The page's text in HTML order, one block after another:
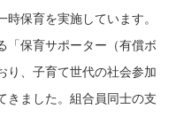
保育を実施しています。
「保育サポーター（有償ボ
り、子育て世代の社会参加
きました。組合員同士の支